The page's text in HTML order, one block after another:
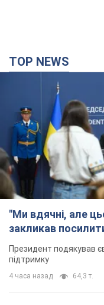
TOP NEWS
"Ми вдячні, але
закликав
Президент подякував
підтримку
4 часа назад 64,3 т.